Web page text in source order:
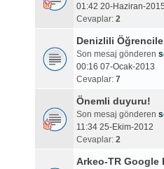
01:42 20-Haziran-2015
Cevaplar: 2
Denizlili
Son mesaj gönderen
00:16 07-Ocak-2013
Cevaplar: 7
Önemli duyuru!
Son mesaj gönderen
11:34 25-Ekim-2012
Cevaplar: 2
Arkeo-TR Google